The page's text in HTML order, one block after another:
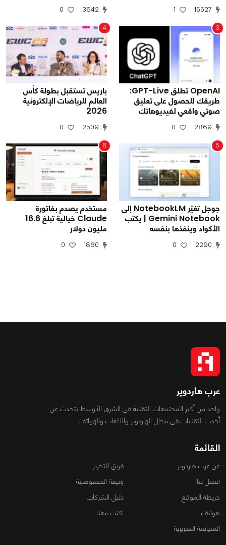
15527
1
3642
0
3
OpenAI تطلق GPT-Live:
طريقك للحصول على تعليق
صوتي واقعي لفيديوهاتك
2869
0
4
باريس تستقبل بطولة كأس
العالم للرياضات الإلكترونية
2026
2509
0
5
جوجل تغيّر NotebookLM إلى
Gemini Notebook | يكتب
الأكواد وينفذها بنفسه
2290
0
6
مستخدم يصدم بفاتورة
Claude خيالية تبلغ 16.6
مليون دولار
1860
0
عرب هاردوير
واحد من أكبر المجتمعات التقنية فى الشرق الأوسط تتحدث عن
أحدث التقنيات فى مجال الهاردوير والألعاب والهواتف
القائمة
عن عرب هاردوير
فريق التحرير
اتصل بنا
وثيقة الخصوصية
خريطة الموقع
دليل الشركات
هواتف
اكتب معنا
السياسة التحريرية